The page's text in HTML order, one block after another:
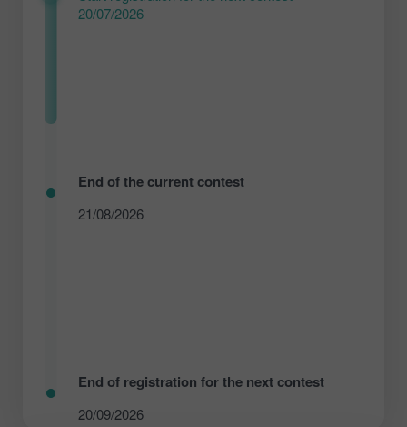
20/07/2026
End of the current contest
21/08/2026
End of registration for the next contest
20/09/2026